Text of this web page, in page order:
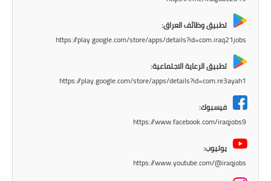
المرحلة المتوسطة
كتب مدرسية
تطبيق وظائف العراق:
https://play.google.com/store/apps/details?id=com.iraq21jobs
تطبيق الرعاية الاجتماعية:
https://play.google.com/store/apps/details?id=com.re3ayah1
فيسبوك:
https://www.facebook.com/iraqjobs9
يوتيوب:
https://www.youtube.com/@iraqjobs